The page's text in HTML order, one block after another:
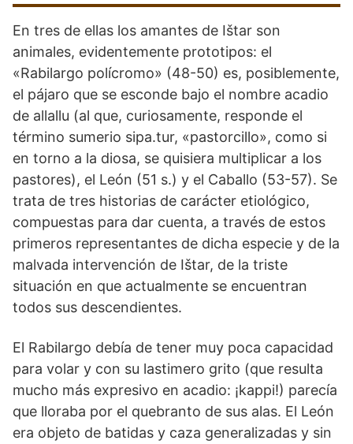
En tres de ellas los amantes de Ištar son
animales, evidentemente prototipos: el
«Rabilargo polícromo» (48-50) es, posiblemente,
el pájaro que se esconde bajo el nombre acadio
de allallu (al que, curiosamente, responde el
término sumerio sipa.tur, «pastorcillo», como si
en torno a la diosa, se quisiera multiplicar a los
pastores), el León (51 s.) y el Caballo (53-57). Se
trata de tres historias de carácter etiológico,
compuestas para dar cuenta, a través de estos
primeros representantes de dicha especie y de la
malvada intervención de Ištar, de la triste
situación en que actualmente se encuentran
todos sus descendientes.
El Rabilargo debía de tener muy poca capacidad
para volar y con su lastimero grito (que resulta
mucho más expresivo en acadio: ¡kappi!) parecía
que lloraba por el quebranto de sus alas. El León
era objeto de batidas y caza generalizadas y sin